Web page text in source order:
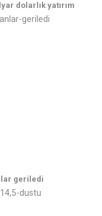
dolarlık yatırım
geriledi